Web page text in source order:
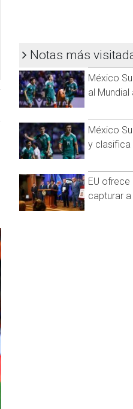
Notas más
México
al
México
y clasifica
EU
capturar a